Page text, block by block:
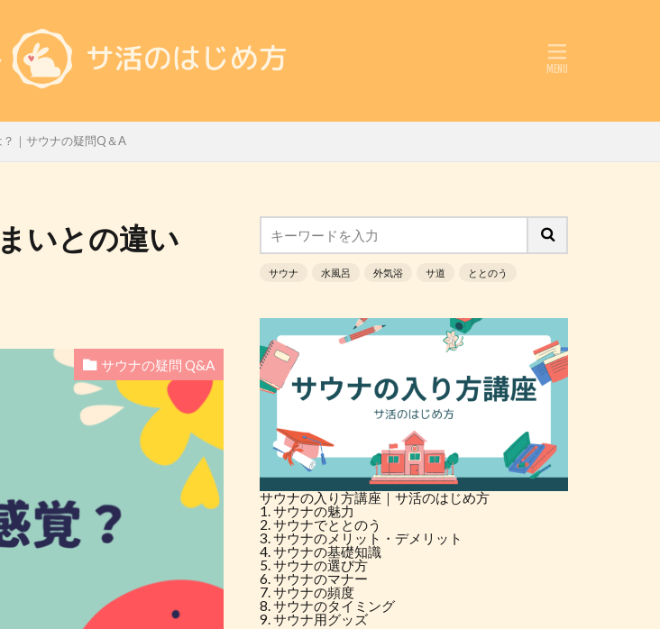
｜サウナの疑問Q＆A
いとの違い
サウナの疑問 Q&A
サウナ 水風呂 外気浴 サ道 ととのう
サウナの入り方講座｜サ活のはじめ方
サウナの魅力
サウナでととのう
サウナのメリット・デメリット
サウナの基礎知識
サウナの選び方
サウナのマナー
サウナの頻度
サウナのタイミング
サウナ用グッズ